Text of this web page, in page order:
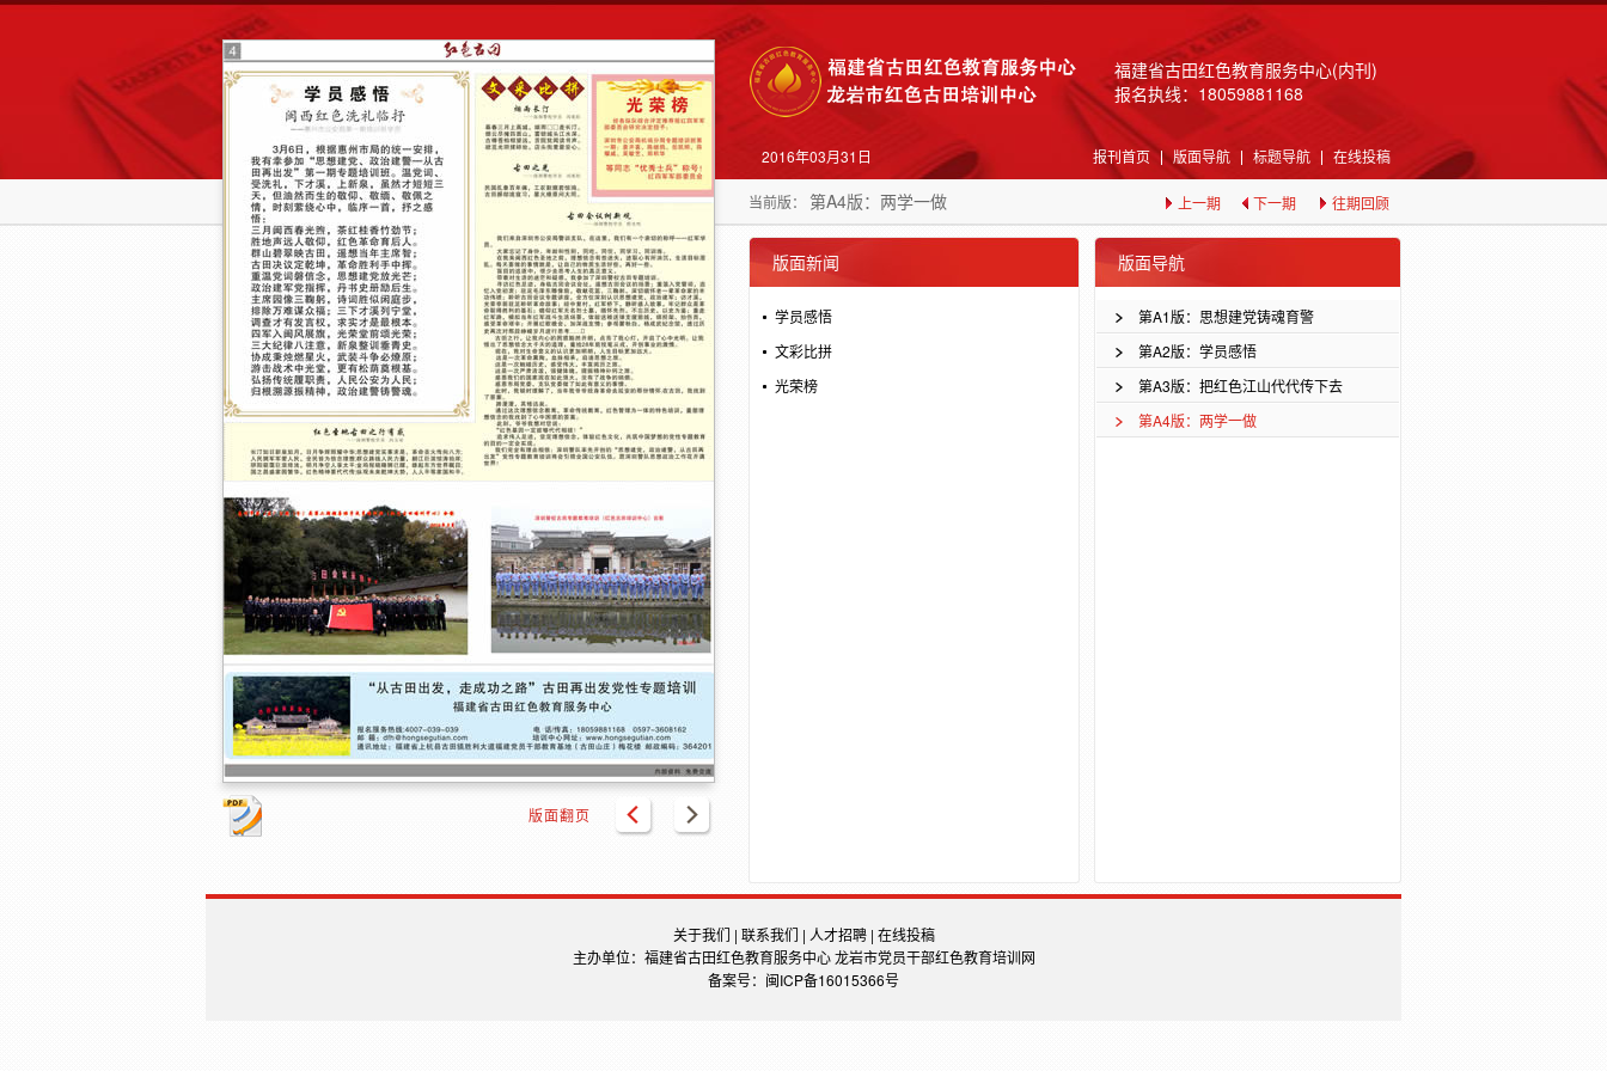
福建省古田红色教育服务中心(内刊)
报名执线：18059881168
2016年03月31日 报刊首页 版面导航 标题导航 在线投稿
当前版： 第A4版：两学一做 上一期 下一期 往期回顾
版面翻页
版面导航
第A1版：思想建党铸魂育警
第A2版：学员感悟
第A3版：把红色江山代代传下去
第A4版：两学一做
版面新闻
学员感悟
文彩比拼
光荣榜
关于我们 | 联系我们 | 人才招聘| 在线投稿
主办单位：福建省古田红色教育服务中心 龙岩市党员干部红色教育培训网
备案号： 闽ICP备16015366号